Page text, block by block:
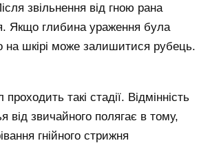
звільнення від гною рана
Якщо глибина ураження була
на шкірі може залишитися рубець.
такі стадії. Відмінність
від звичайного полягає в тому,
гнійного стрижня